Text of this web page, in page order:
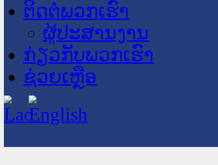
ຕິດຕໍ່ພວກເຮົາ
ຜູ້ປະສານງານ
ກ່ຽວກັບພວກເຮົາ
ຊ່ວຍເຫຼືອ